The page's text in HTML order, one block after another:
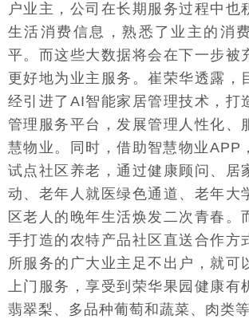
户业主，公司在长期服务过程中也
生活消费信息，熟悉了业主的消
平。而这些大数据将会在下一步被
更好地为业主服务。崔荣华透露，
经引进了AI智能家居管理技术，打
管理服务平台，发展管理人性化、
慧物业。同时，借助智慧物业APP
试点社区养老，通过健康顾问、居
动、老年人就医绿色通道、老年大
区老人的晚年生活焕发二次青春。
手打造的农特产品社区直送合作方
所服务的广大业主足不出户，就可
上门服务，享受到荣华果园健康有
翡翠梨、多品种葡萄和蔬菜、肉类等